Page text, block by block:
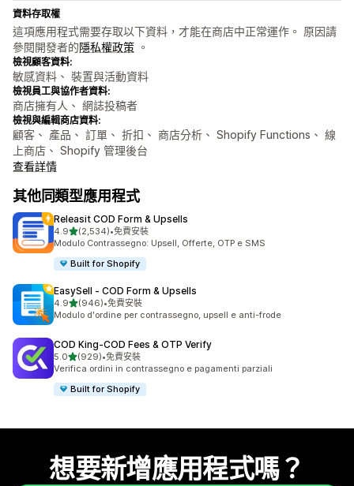
資料存取權
這項應用程式需要存取以下資料，才能在商店中正常運作。 原因請
參閱開發者的隱私權政策 。
檢視顧客資料:
敏感資料、 裝置與活動資料
檢視員工與協作者資料:
商店擁有人、 網誌投稿者
檢視與編輯商店資料:
顧客、 產品、 訂單、 折扣、 商店分析、 Shopify Functions、 線
上商店、 Shopify 管理後台
查看詳情
其他同類型應用程式
Releasit COD Form & Upsells
4.9滿分 5 顆星
(2,534)
共有 2534 則評價
•免費安裝
Modulo Contrassegno: Upsell, Offerte, OTP e SMS
Built for Shopify
EasySell ‑ COD Form & Upsells
4.9滿分 5 顆星
(946)
共有 946 則評價
•免費安裝
Modulo d'ordine per contrassegno, upsell e anti-frode
COD King‑COD Fees & OTP Verify
5.0滿分 5 顆星
(929)
共有 929 則評價
•免費安裝
Verifica ordini in contrassegno e pagamenti parziali
Built for Shopify
想要新增應用程式嗎？